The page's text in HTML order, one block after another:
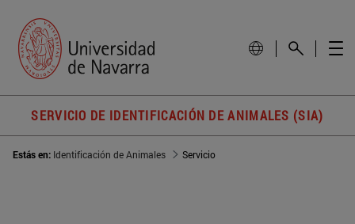
SERVICIO DE IDENTIFICACIÓN DE ANIMALES (SIA)
Estás en: Identificación de Animales Servicio